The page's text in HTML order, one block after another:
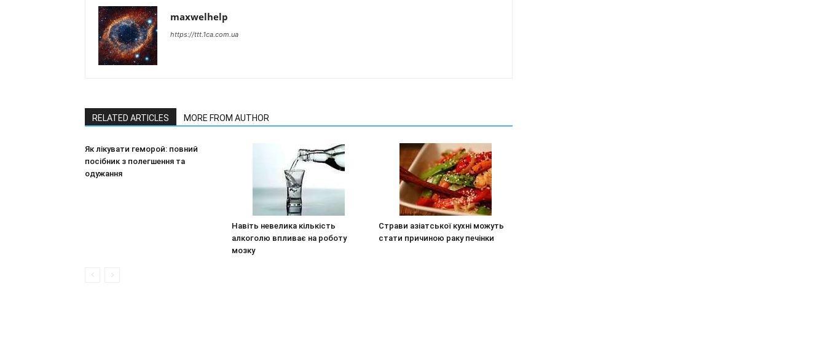
maxwelhelp
https://ttt.1ca.com.ua
RELATED ARTICLES MORE FROM AUTHOR
Як лікувати геморой: повний
посібник з полегшення та
одужання
Навіть невелика кількість
алкоголю впливає на роботу
мозку
Страви азіатської кухні можуть
стати причиною раку печінки